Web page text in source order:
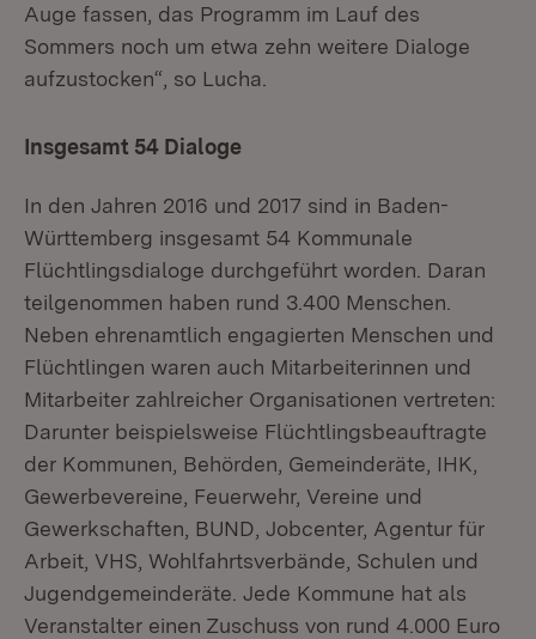
Auge fassen, das Programm im Lauf des
Sommers noch um etwa zehn weitere Dialoge
aufzustocken“, so Lucha.
Insgesamt 54 Dialoge
In den Jahren 2016 und 2017 sind in Baden-
Württemberg insgesamt 54 Kommunale
Flüchtlingsdialoge durchgeführt worden. Daran
teilgenommen haben rund 3.400 Menschen.
Neben ehrenamtlich engagierten Menschen und
Flüchtlingen waren auch Mitarbeiterinnen und
Mitarbeiter zahlreicher Organisationen vertreten:
Darunter beispielsweise Flüchtlingsbeauftragte
der Kommunen, Behörden, Gemeinderäte, IHK,
Gewerbevereine, Feuerwehr, Vereine und
Gewerkschaften, BUND, Jobcenter, Agentur für
Arbeit, VHS, Wohlfahrtsverbände, Schulen und
Jugendgemeinderäte. Jede Kommune hat als
Veranstalter einen Zuschuss von rund 4.000 Euro